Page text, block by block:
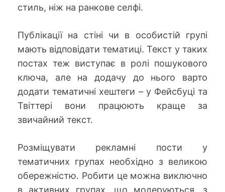
стиль, ніж на ранкове селфі.
Публікації на стіні чи в особистій групі
мають відповідати тематиці. Текст у таких
постах теж виступає в ролі пошукового
ключа, але на додачу до нього варто
додати тематичні хештеги – у Фейсбуці та
Твіттері вони працюють краще за
звичайний текст.
Розміщувати рекламні пости у
тематичних групах необхідно з великою
обережністю. Робити це можна виключно
в активних групах, що модеруються, з